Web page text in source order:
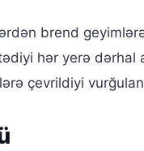
brend
hər yerə dərhal
çevrildiyi